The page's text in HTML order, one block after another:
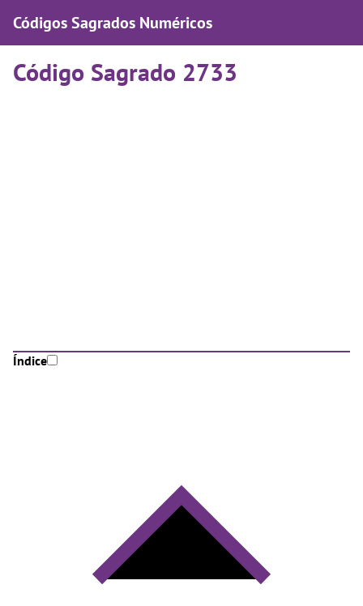
Códigos Sagrados Numéricos
Código Sagrado 2733
Índice